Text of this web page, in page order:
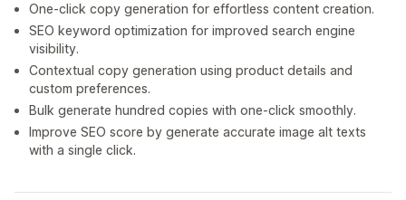
One-click copy generation for effortless content creation.
SEO keyword optimization for improved search engine
visibility.
Contextual copy generation using product details and
custom preferences.
Bulk generate hundred copies with one-click smoothly.
Improve SEO score by generate accurate image alt texts
with a single click.